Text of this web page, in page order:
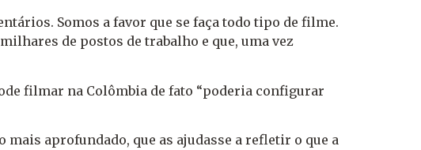
Somos a favor que se faça todo tipo de filme.
de postos de trabalho e que, uma vez
filmar na Colômbia de fato “poderia configurar
aprofundado, que as ajudasse a refletir o que a